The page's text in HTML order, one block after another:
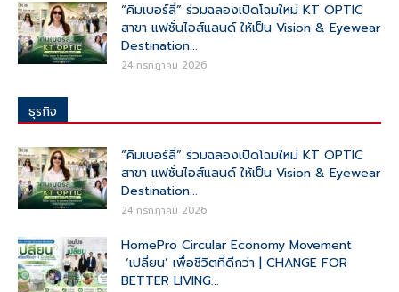
“คิมเบอร์ลี่” ร่วมฉลองเปิดโฉมใหม่ KT OPTIC
สาขา แฟชั่นไอส์แลนด์ ให้เป็น Vision & Eyewear
Destination...
24 กรกฎาคม 2026
ธุรกิจ
“คิมเบอร์ลี่” ร่วมฉลองเปิดโฉมใหม่ KT OPTIC
สาขา แฟชั่นไอส์แลนด์ ให้เป็น Vision & Eyewear
Destination...
24 กรกฎาคม 2026
HomePro Circular Economy Movement
‘เปลี่ยน’ เพื่อชีวิตที่ดีกว่า | CHANGE FOR
BETTER LIVING...